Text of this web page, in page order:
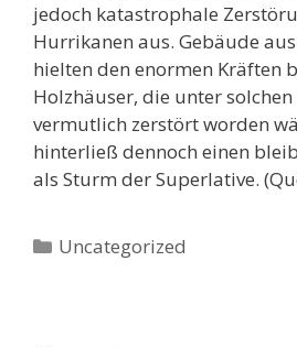
jedoch katastrophale
Hurrikanen aus. Gebäude
hielten den enormen Kräften
Holzhäuser, die unter
vermutlich zerstört worden
hinterließ dennoch einen
als Sturm der Superlative.
Kategorien
Uncategorized